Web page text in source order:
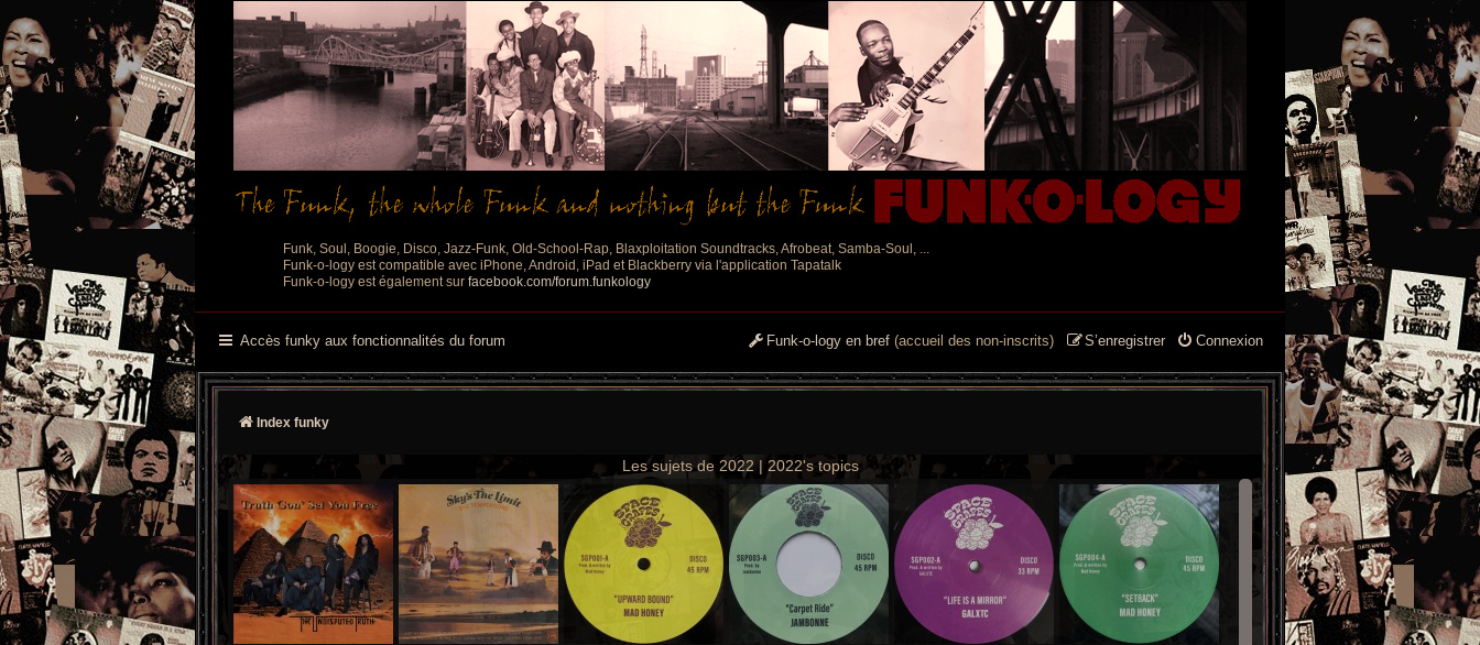
Funk, Soul, Boogie, Disco, Jazz-Funk, Old-School-Rap, Blaxploitation Soundtracks, Afrobeat, Samba-Soul, ...
Funk-o-logy est compatible avec iPhone, Android, iPad et Blackberry via l'application Tapatalk
Funk-o-logy est également sur facebook.com/forum.funkology
Accès funky aux fonctionnalités du forum Connexion
S’enregistrer
Funk-o-logy en bref (accueil des non-inscrits)
Index funky
Les sujets de 2022 | 2022's topics